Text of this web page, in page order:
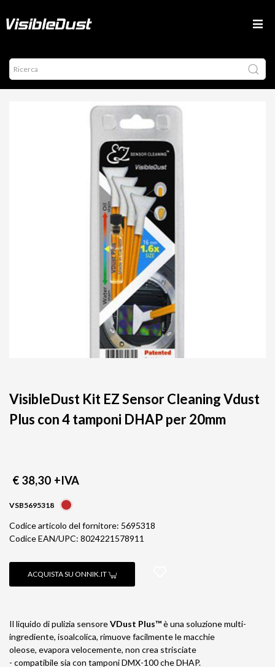
VisibleDust Kit EZ Sensor Cleaning Vdust
Plus con 4 tamponi DHAP per 20mm
€ 38,30 +IVA
VSB5695318
Codice articolo del fornitore: 5695318
Codice EAN/UPC: 8024221578911
ACQUISTA SU ONNIK.IT
Il liquido di pulizia sensoreVDust Plus™è una soluzione multi-
ingrediente, isoalcolica, rimuove facilmente le macchie
oleose, evapora velocemente, non crea strisciate
- compatibile sia con tamponi DMX-100 che DHAP.